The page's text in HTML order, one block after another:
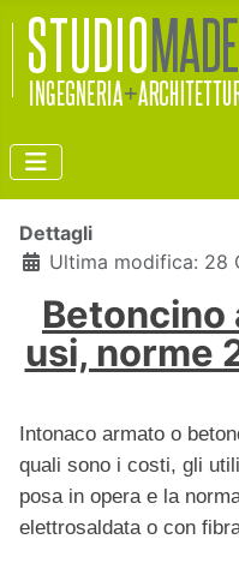
Dettagli
Ultima modifica: 28
Betoncino
usi, norme
Intonaco armato o
quali sono i costi, gli
posa in opera e la
elettrosaldata o con